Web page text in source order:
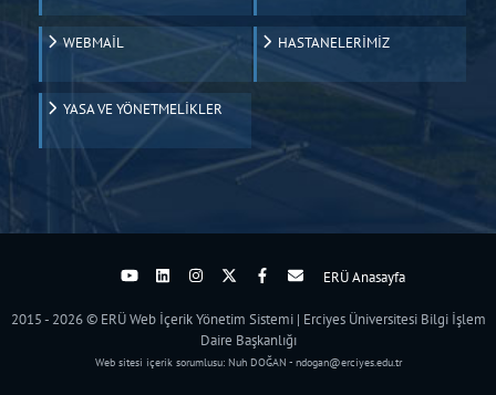
WEBMAİL HASTANELERİMİZ
YASA VE YÖNETMELİKLER
ERÜ Anasayfa
2015 - 2026 © ERÜ Web İçerik Yönetim Sistemi | Erciyes Üniversitesi Bilgi İşlem
Daire Başkanlığı
Web sitesi içerik sorumlusu: Nuh DOĞAN - ndogan@erciyes.edu.tr